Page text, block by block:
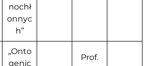
nochł
onnyc
h”
„Onto
genic
Prof.